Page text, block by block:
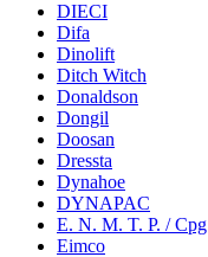
DIECI
Difa
Dinolift
Ditch Witch
Donaldson
Dongil
Doosan
Dressta
Dynahoe
DYNAPAC
E. N. M. T. P. / Cpg
Eimco